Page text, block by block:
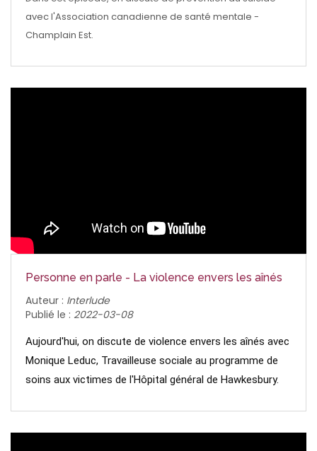
avec l'Association canadienne de santé mentale -
Champlain Est.
Personne en parle - La violence envers les aînés
Auteur : Interlude
Publié le : 2022-03-08
Aujourd'hui, on discute de violence envers les aînés avec
Monique Leduc, Travailleuse sociale au programme de
soins aux victimes de l'Hôpital général de Hawkesbury.